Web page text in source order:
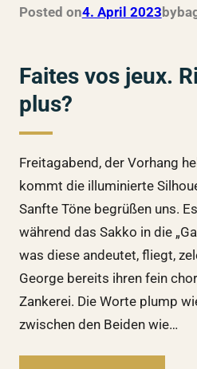
Posted on4. April 2023by
Faites vos jeux.
plus?
Freitagabend, der Vorhang
kommt die illuminierte
Sanfte Töne begrüßen uns.
während das Sakko in die
was diese andeutet, fliegt,
George bereits ihren fein
Zankerei. Die Worte plump
zwischen den Beiden wie…